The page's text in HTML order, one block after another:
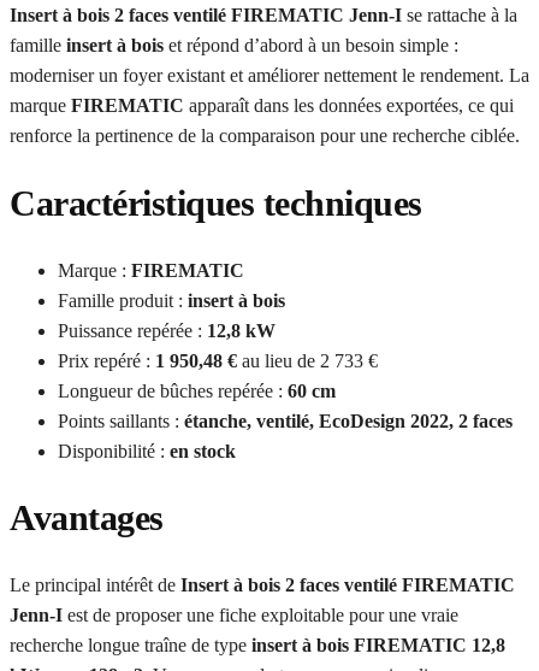
Insert à bois 2 faces ventilé FIREMATIC Jenn-I se rattache à la
famille insert à bois et répond d’abord à un besoin simple :
moderniser un foyer existant et améliorer nettement le rendement. La
marque FIREMATIC apparaît dans les données exportées, ce qui
renforce la pertinence de la comparaison pour une recherche ciblée.
Caractéristiques techniques
Marque : FIREMATIC
Famille produit : insert à bois
Puissance repérée : 12,8 kW
Prix repéré : 1 950,48 € au lieu de 2 733 €
Longueur de bûches repérée : 60 cm
Points saillants : étanche, ventilé, EcoDesign 2022, 2 faces
Disponibilité : en stock
Avantages
Le principal intérêt de Insert à bois 2 faces ventilé FIREMATIC
Jenn-I est de proposer une fiche exploitable pour une vraie
recherche longue traîne de type insert à bois FIREMATIC 12,8